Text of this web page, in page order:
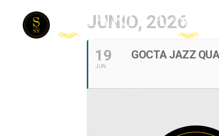
JUNIO, 2026
19
JUN
GOCTA JAZZ